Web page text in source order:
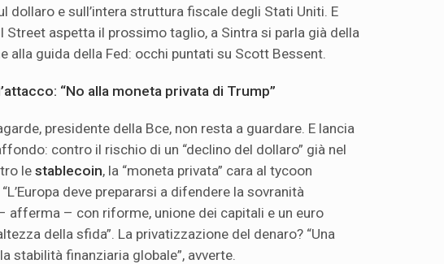
dollaro e sull’intera struttura fiscale degli Stati Uniti. E
Street aspetta il prossimo taglio, a Sintra si parla già della
alla guida della Fed: occhi puntati su Scott Bessent.
“No alla moneta privata di Trump”
presidente della Bce, non resta a guardare. E lancia
contro il rischio di un “declino del dollaro” già nel
lestablecoin, la “moneta privata” cara al tycoon
deve prepararsi a difendere la sovranità
afferma – con riforme, unione dei capitali e un euro
della sfida”. La privatizzazione del denaro? “Una
stabilità finanziaria globale”, avverte.